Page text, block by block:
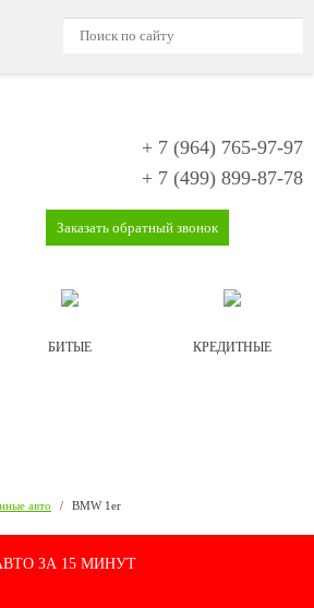
+ 7 (964) 765-97-97
+ 7 (499) 899-87-78
Заказать обратный звонок
БИТЫЕ КРЕДИТНЫЕ
авто / BMW 1er
ЗА 15 МИНУТ